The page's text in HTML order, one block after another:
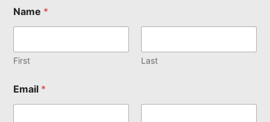
Name *
First Last
Email *